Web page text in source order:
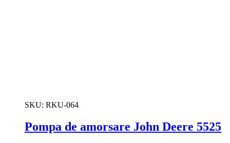
SKU: RKU-064
Pompa de amorsare John Deere 5525